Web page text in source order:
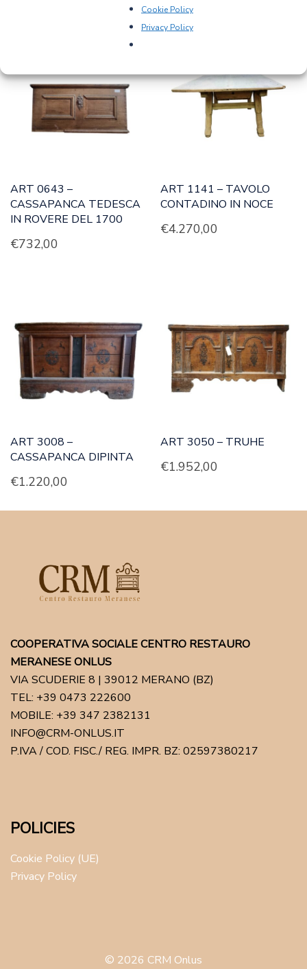
Cookie Policy
Privacy Policy
PRODOTTI CORRELATI
ART 0643 –
CASSAPANCA TEDESCA
IN ROVERE DEL 1700
€732,00
ART 1141 – TAVOLO
CONTADINO IN NOCE
€4.270,00
ART 3008 –
CASSAPANCA DIPINTA
€1.220,00
ART 3050 – TRUHE
€1.952,00
COOPERATIVA SOCIALE CENTRO RESTAURO
MERANESE ONLUS
VIA SCUDERIE 8 | 39012 MERANO (BZ)
TEL: +39 0473 222600
MOBILE: +39 347 2382131
INFO@CRM-ONLUS.IT
P.IVA / COD. FISC./ REG. IMPR. BZ: 02597380217
POLICIES
Cookie Policy (UE)
Privacy Policy
© 2026 CRM Onlus